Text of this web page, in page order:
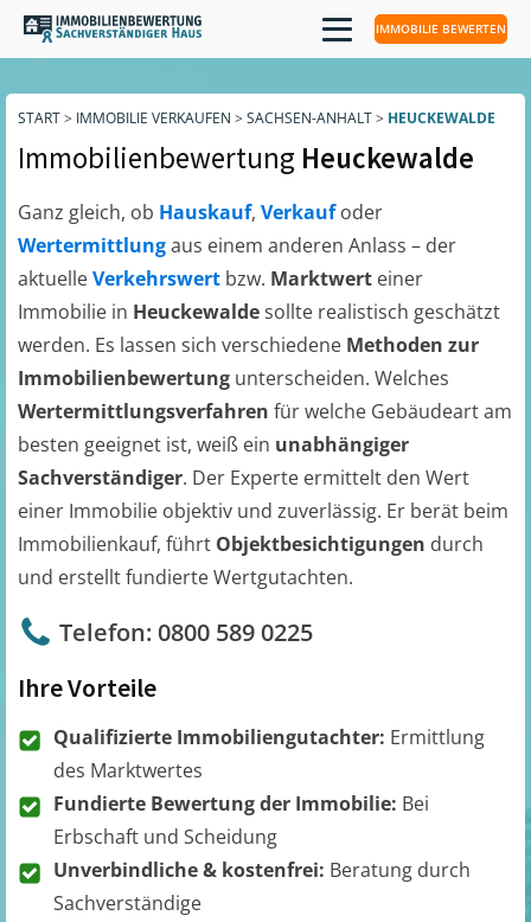
IMMOBILIE BEWERTEN
START> IMMOBILIE VERKAUFEN > SACHSEN-ANHALT> HEUCKEWALDE
Immobilienbewertung Heuckewalde
Ganz gleich, ob Hauskauf, Verkaufoder
Wertermittlungaus einem anderen Anlass – der
aktuelleVerkehrswert bzw. Marktwert einer
Immobilie in Heuckewaldesollte realistisch geschätzt
werden. Es lassen sich verschiedene Methoden zur
Immobilienbewertung unterscheiden. Welches
Wertermittlungsverfahren für welche Gebäudeart am
besten geeignet ist, weiß ein unabhängiger
Sachverständiger. Der Experte ermittelt den Wert
einer Immobilie objektiv und zuverlässig. Er berät beim
Immobilienkauf, führt Objektbesichtigungen durch
und erstellt fundierte Wertgutachten.
Telefon: 0800 589 0225
Ihre Vorteile
Qualifizierte Immobiliengutachter: Ermittlung
des Marktwertes
Fundierte Bewertung der Immobilie: Bei
Erbschaft und Scheidung
Unverbindliche & kostenfrei: Beratung durch
Sachverständige